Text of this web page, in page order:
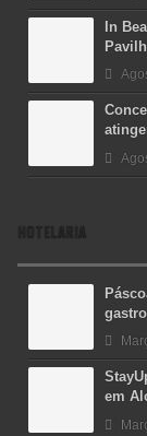
In
HOTELARIA
em